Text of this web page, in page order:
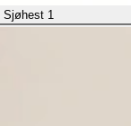
Sjøhest 1